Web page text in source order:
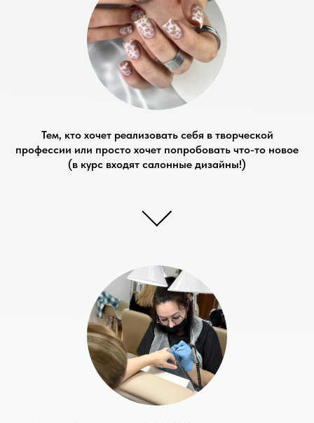
Тем, кто хочет реализовать себя в творческой
профессии или просто хочет попробовать что-то новое
(в курс входят салонные дизайны!)